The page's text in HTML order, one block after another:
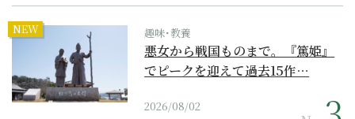
NEW 趣味･教養
悪女から戦国ものまで。『篤姫』
でピークを迎えて過去15作…
2026/08/02